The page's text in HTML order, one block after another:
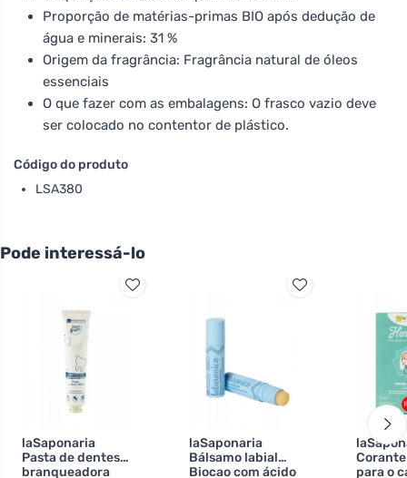
Proporção de matérias-primas BIO após dedução de
água e minerais: 31 %
Origem da fragrância: Fragrância natural de óleos
essenciais
O que fazer com as embalagens: O frasco vazio deve
ser colocado no contentor de plástico.
Código do produto
LSA380
Pode interessá-lo
laSaponaria
Pasta de dentes
branqueadora
laSaponaria
Bálsamo labial
Biocao com ácido
para o